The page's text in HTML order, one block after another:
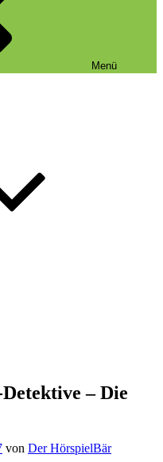
Menü
– Die
von Der HörspielBär